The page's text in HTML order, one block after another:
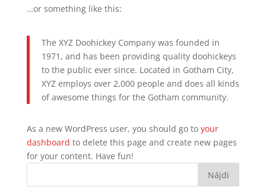
…or something like this:
The XYZ Doohickey Company was founded in
1971, and has been providing quality doohickeys
to the public ever since. Located in Gotham City,
XYZ employs over 2,000 people and does all kinds
of awesome things for the Gotham community.
As a new WordPress user, you should go to your
dashboard to delete this page and create new pages
for your content. Have fun!